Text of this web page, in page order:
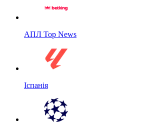
АПЛ Top News
Іспанія